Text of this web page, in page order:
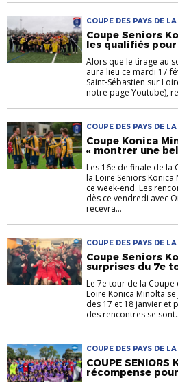
COUPE DES PAYS DE
MINOLTA
Coupe Seniors
les qualifiés
Alors que le tirage au
aura lieu ce mardi 17
Saint-Sébastien sur
notre page Youtube),
COUPE DES PAYS DE
MINOLTA
Coupe Konica
« montrer une
Les 16e de finale de la
la Loire Seniors
ce week-end. Les
dès ce vendredi avec
recevra...
COUPE DES PAYS DE
MINOLTA
Coupe Seniors
surprises du 7e
Le 7e tour de la Coupe
Loire Konica Minolta
des 17 et 18 janvier et
des rencontres se
COUPE DES PAYS DE
MINOLTA
COUPE SENIORS
récompense